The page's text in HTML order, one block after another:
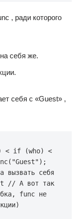
, ради которого
себя же.
себя с «Guest» ,
< if (who) <
вызвать себя
// А вот так
func не